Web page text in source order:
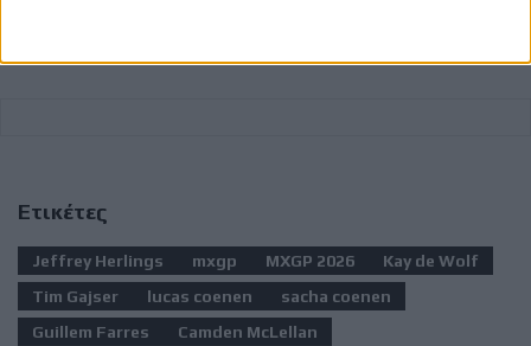
Ετικέτες
Jeffrey Herlings mxgp MXGP 2026
Kay de Wolf
Tim Gajser
lucas coenen
sacha coenen
Guillem Farres
Camden McLellan